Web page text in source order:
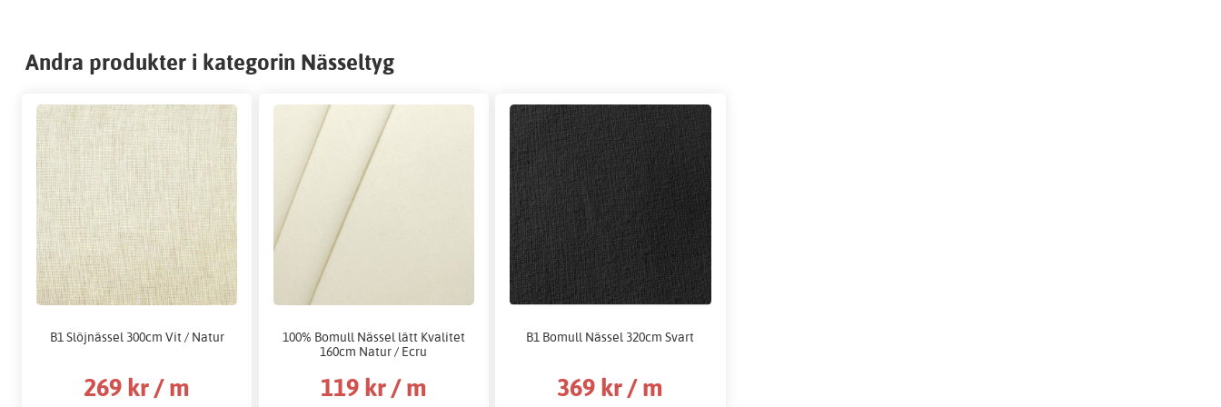
Andra produkter i kategorin Nässeltyg
B1 Slöjnässel 300cm Vit / Natur
269 kr / m
100% Bomull Nässel lätt Kvalitet
160cm Natur / Ecru
119 kr / m
B1 Bomull Nässel 320cm Svart
369 kr / m